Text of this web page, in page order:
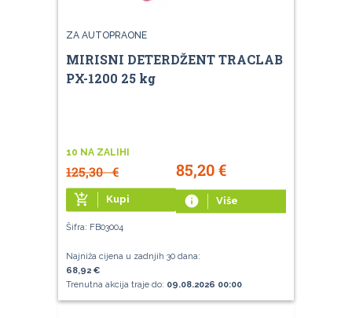
ZA AUTOPRAONE
MIRISNI DETERDŽENT TRACLAB
PX-1200 25 kg
10 NA ZALIHI
125,30€ 85,20€
add_shopping_cart Kupi info Više
Šifra: FB03004
Najniža cijena u zadnjih 30 dana:
68,92 €
Trenutna akcija traje do: 09.08.2026 00:00